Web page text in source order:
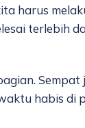
harus
terlebih
Sempat
habis di